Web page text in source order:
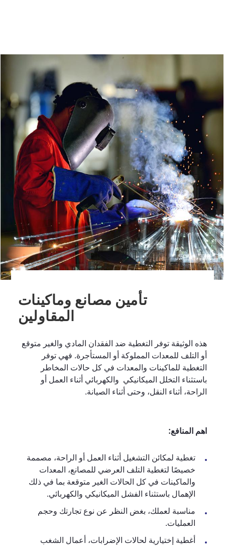
تأمين مصانع وماكينات
المقاولين
هذه الوثيقة توفر التغطية ضد الفقدان المادي والغير متوقع
أو التلف للمعدات المملوكة أو المستأجرة. فهي توفر
التغطية للماكينات والمعدات في كل حالات المخاطر
باستثناء التخلل الميكانيكي والكهربائي أثناء العمل أو
الراحة، أثناء النقل، وحتى أثناء الصيانة.
اهم المنافع:
تغطية لمكائن التشغيل أثناء العمل أو الراحة، مصممة
خصيصًا لتغطية التلف العرضي للمصانع، المعدات
والماكينات في كل الحالات الغير متوقعة بما في ذلك
الإهمال باستثناء الفشل الميكانيكي والكهربائي.
مناسبة لعملك، بغض النظر عن نوع تجارتك وحجم
العمليات.
أغطية إختيارية لحالات الإضرابات، أعمال الشغب